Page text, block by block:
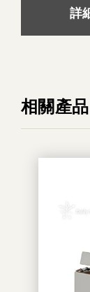
詳
相關產品